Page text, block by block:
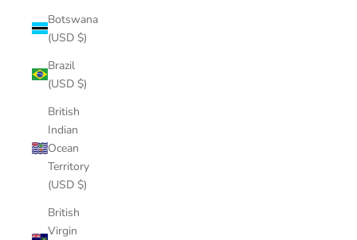
Botswana
(USD $)
Brazil
(USD $)
British
Indian
Ocean
Territory
(USD $)
British
Virgin